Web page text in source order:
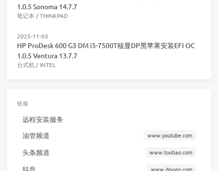
1.0.5 Sonoma 14.7.7
笔记本 /THINKPAD
2025-11-03
HP ProDesk 600 G3 DM i5-7500T核显DP黑苹果安装EFI OC
1.0.5 Ventura 13.7.7
台式机 / INTEL
链接
远程安装服务
油管频道
www.youtube.com
头条频道 www.toutiao.com
抖音 www.douyin.com